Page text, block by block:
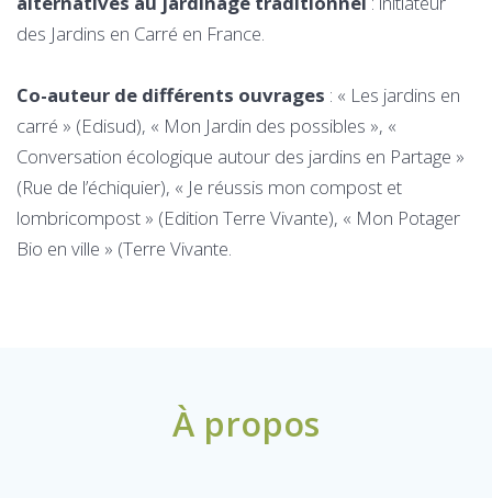
des Jardins en Carré en France.
Co-auteur de différents ouvrages : « Les jardins en
carré » (Edisud), « Mon Jardin des possibles », «
Conversation écologique autour des jardins en Partage »
(Rue de l’échiquier), « Je réussis mon compost et
lombricompost » (Edition Terre Vivante), « Mon Potager
Bio en ville » (Terre Vivante.
À propos